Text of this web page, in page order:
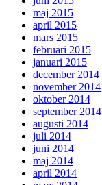
maj 2015
april 2015
mars 2015
februari 2015
januari 2015
december 2014
november 2014
oktober 2014
september 2014
augusti 2014
juli 2014
juni 2014
maj 2014
april 2014